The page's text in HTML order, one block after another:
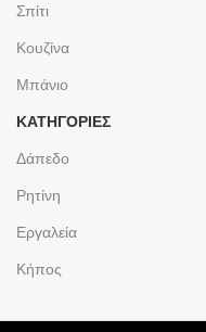
Σπίτι
Κουζίνα
Μπάνιο
ΚΑΤΗΓΟΡΙΕΣ
Δάπεδο
Ρητίνη
Εργαλεία
Κήπος